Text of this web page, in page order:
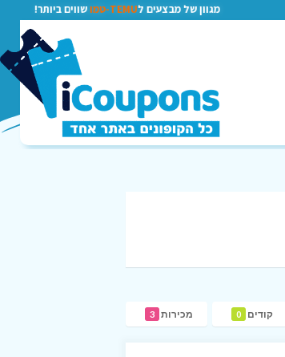
מגוון של מבצעים לTEMU-טמו שווים ביותר!
קודים 0 מכירות 3